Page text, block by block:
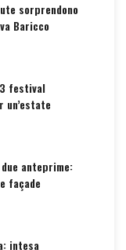
sorprendono
Baricco
festival
anteprime:
façade
intesa